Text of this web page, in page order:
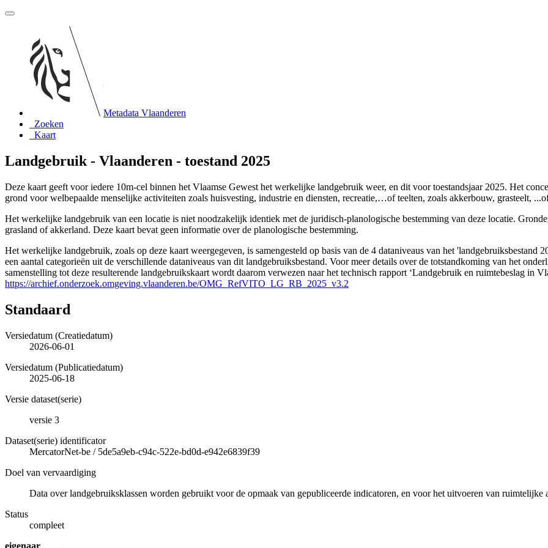
Metadata Vlaanderen
Zoeken
Kaart
Landgebruik - Vlaanderen - toestand 2025
Deze kaart geeft voor iedere 10m-cel binnen het Vlaamse Gewest het werkelijke landgebruik weer, en dit voor toestandsjaar 2025. Het
grond voor welbepaalde menselijke activiteiten zoals huisvesting, industrie en diensten, recreatie,…of teelten, zoals akkerbouw, grasteelt,
Het werkelijke landgebruik van een locatie is niet noodzakelijk identiek met de juridisch-planologische bestemming van deze locatie.
grasland of akkerland. Deze kaart bevat geen informatie over de planologische bestemming.
Het werkelijke landgebruik, zoals op deze kaart weergegeven, is samengesteld op basis van de 4 dataniveaus van het 'landgebruiksbestand
een aantal categorieën uit de verschillende dataniveaus van dit landgebruiksbestand. Voor meer details over de totstandkoming van het
samenstelling tot deze resulterende landgebruikskaart wordt daarom verwezen naar het technisch rapport ‘Landgebruik en ruimtebeslag in
https://archief.onderzoek.omgeving.vlaanderen.be/OMG_RefVITO_LG_RB_2025_v3.2
Standaard
Versiedatum (Creatiedatum)
2026-06-01
Versiedatum (Publicatiedatum)
2025-06-18
Versie dataset(serie)
versie 3
Dataset(serie) identificator
MercatorNet-be / 5de5a9eb-c94c-522e-bd0d-e942e6839f39
Doel van vervaardiging
Data over landgebruiksklassen worden gebruikt voor de opmaak van gepubliceerde indicatoren, en voor het uitvoeren van ruimtelijke
Status
compleet
eigenaar